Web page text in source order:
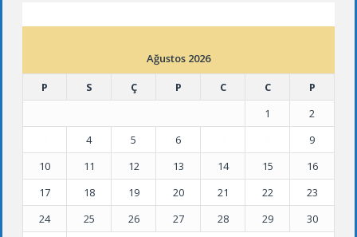
Ağustos 2026
P
S Ç P C C
P
1
2
4 5 6
9
10
11 12 13 14 15
16
17
18 19 20 21 22
23
24
25 26 27 28 29
30